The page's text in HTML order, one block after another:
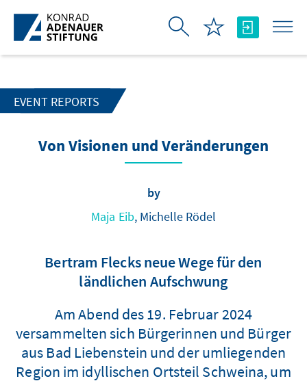
Skip to Main Content
EVENT REPORTS
Von Visionen und Veränderungen
by
Maja Eib, Michelle Rödel
Bertram Flecks neue Wege für den
ländlichen Aufschwung
Am Abend des 19. Februar 2024
versammelten sich Bürgerinnen und Bürger
aus Bad Liebenstein und der umliegenden
Region im idyllischen Ortsteil Schweina, um